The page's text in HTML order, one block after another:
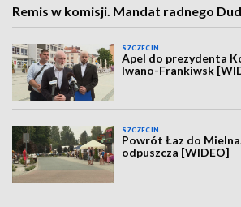
Remis w komisji. Mandat radnego
SZCZECIN
Apel do prezydenta
Iwano-Frankiwsk
SZCZECIN
Powrót Łaz do
odpuszcza [WIDEO]